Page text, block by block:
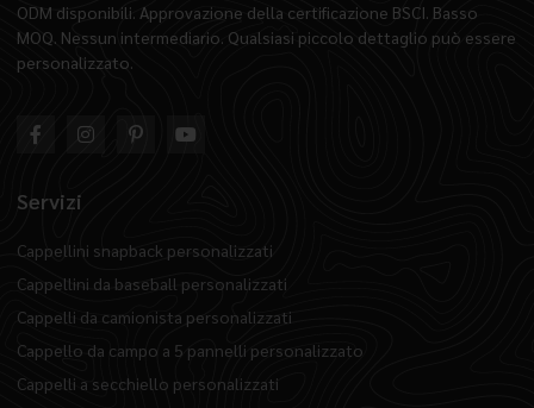
ODM disponibili. Approvazione della certificazione BSCI. Basso
MOQ. Nessun intermediario. Qualsiasi piccolo dettaglio può essere
personalizzato.
Servizi
Cappellini snapback personalizzati
Cappellini da baseball personalizzati
Cappelli da camionista personalizzati
Cappello da campo a 5 pannelli personalizzato
Cappelli a secchiello personalizzati